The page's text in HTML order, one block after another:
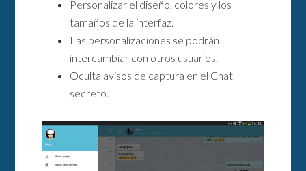
Personalizar el diseño, colores y los
tamaños de la interfaz.
Las personalizaciones se podrán
intercambiar con otros usuarios.
Oculta avisos de captura en el Chat
secreto.